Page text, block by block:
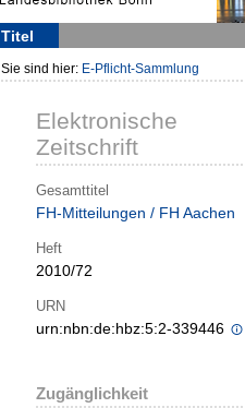
Titel
Sie sind hier: E-Pflicht-Sammlung
Elektronische
Zeitschrift
Gesamttitel
FH-Mitteilungen / FH Aachen
Heft
2010/72
URN
urn:nbn:de:hbz:5:2-339446
Zugänglichkeit